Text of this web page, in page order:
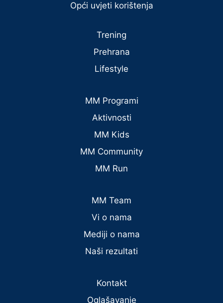
Opći uvjeti korištenja
Trening
Prehrana
Lifestyle
MM Programi
Aktivnosti
MM Kids
MM Community
MM Run
MM Team
Vi o nama
Mediji o nama
Naši rezultati
Kontakt
Oglašavanje